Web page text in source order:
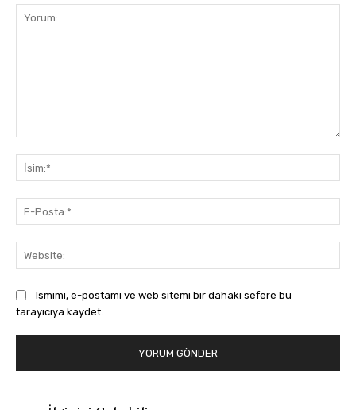
Ismimi, e-postamı ve web sitemi bir dahaki sefere bu
tarayıcıya kaydet.